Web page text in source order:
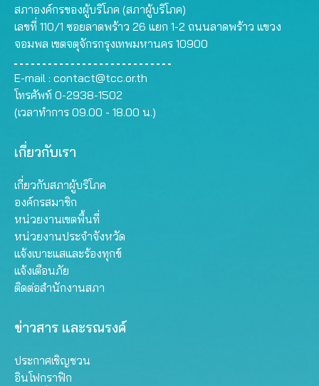
สภาองค์กรของผู้บริโภค (สภาผู้บริโภค)
เลขที่ 110/1 ซอยลาดพร้าว 26 แยก 1-2 ถนนลาดพร้าว แขวง
จอมพล เขตจตุจักรกรุงเทพมหานคร 10900
E-mail : contact@tcc.or.th
โทรศัพท์ 0-2938-1502
(เวลาทำการ 09.00 - 18.00 น.)
เกี่ยวกับเรา
เกี่ยวกับสภาผู้บริโภค
องค์กรสมาชิก
หน่วยงานเขตพื้นที่
หน่วยงานประจำจังหวัด
แจ้งเบาะแสและร้องทุกข์
แจ้งเตือนภัย
ติดต่อสำนักงานสภา
ข่าวสาร และรณรงค์
ประกาศเชิญชวน
อินโฟกราฟิก